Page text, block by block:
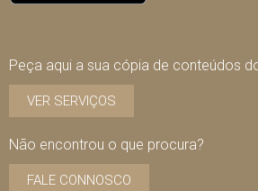
Peça aqui a sua cópia de conteúdos
VER SERVIÇOS
Não encontrou o que procura?
FALE CONNOSCO